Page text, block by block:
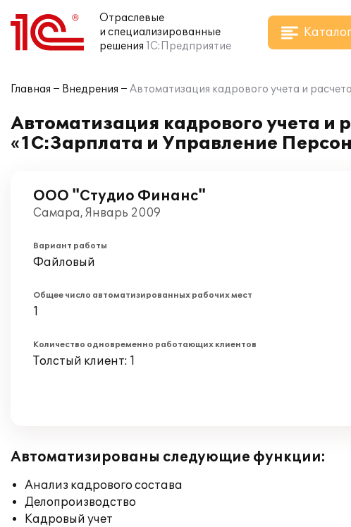
Отраслевые
и специализированные
решения 1С:Предприятие
Каталог
Главная Внедрения Автоматизация кадрового учета и
Автоматизация кадрового учета и
«1С:Зарплата и Управление
ООО "Студио Финанс"
Самара, Январь 2009
Вариант работы
Файловый
Общее число автоматизированных рабочих мест
1
Количество одновременно работающих клиентов
Толстый клиент: 1
Автоматизированы следующие функции:
Анализ кадрового состава
Делопроизводство
Кадровый учет